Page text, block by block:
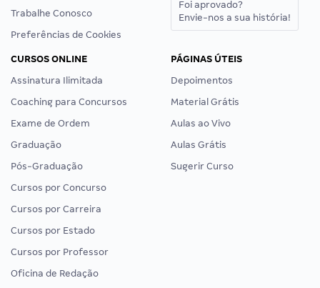
Trabalhe Conosco
Preferências de Cookies
Foi aprovado?
Envie-nos a sua história!
CURSOS ONLINE
Assinatura Ilimitada
Coaching para Concursos
Exame de Ordem
Graduação
Pós-Graduação
Cursos por Concurso
Cursos por Carreira
Cursos por Estado
Cursos por Professor
Oficina de Redação
PÁGINAS ÚTEIS
Depoimentos
Material Grátis
Aulas ao Vivo
Aulas Grátis
Sugerir Curso